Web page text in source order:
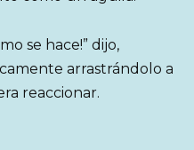
se hace!” dijo,
arrastrándolo a
reaccionar.